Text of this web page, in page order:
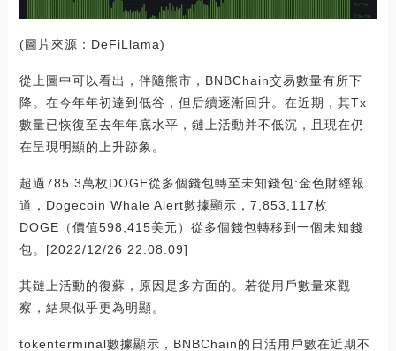
(圖片來源：DeFiLlama)
從上圖中可以看出，伴隨熊市，BNBChain交易數量有所下
降。在今年年初達到低谷，但后續逐漸回升。在近期，其Tx
數量已恢復至去年年底水平，鏈上活動并不低沉，且現在仍
在呈現明顯的上升跡象。
超過785.3萬枚DOGE從多個錢包轉至未知錢包:金色財經報
道，Dogecoin Whale Alert數據顯示，7,853,117枚
DOGE（價值598,415美元）從多個錢包轉移到一個未知錢
包。[2022/12/26 22:08:09]
其鏈上活動的復蘇，原因是多方面的。若從用戶數量來觀
察，結果似乎更為明顯。
tokenterminal數據顯示，BNBChain的日活用戶數在近期不